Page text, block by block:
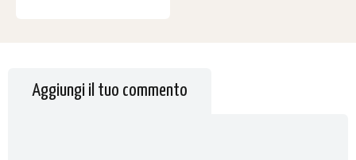
Aggiungi il tuo commento